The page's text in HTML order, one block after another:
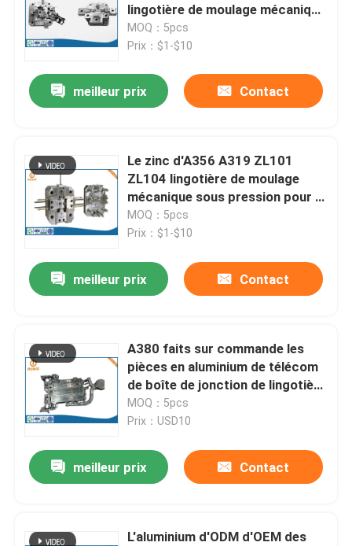
lingotière de moulage mécanique
sous pression d'aluminium
d'EICC
MOQ：5pcs
Prix：$1-$10
meilleur prix Contact
Le zinc d'A356 A319 ZL101
ZL104 lingotière de moulage
mécanique sous pression pour le
matériel électronique
MOQ：5pcs
Prix：$1-$10
meilleur prix Contact
A380 faits sur commande les
pièces en aluminium de télécom
de boîte de jonction de lingotière
de moulage mécanique sous
pression
MOQ：5pcs
Prix：USD10
meilleur prix Contact
L'aluminium d'ODM d'OEM des